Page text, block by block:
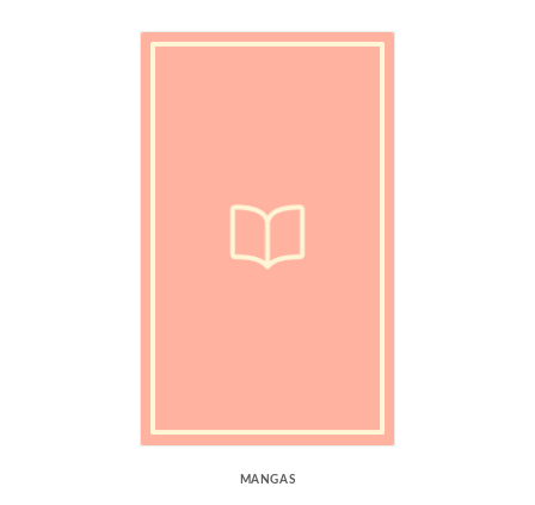
MANGAS